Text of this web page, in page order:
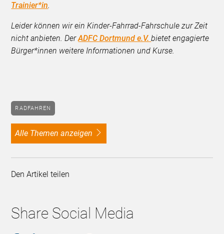
Trainier*in.
Leider können wir ein Kinder-Fahrrad-Fahrschule zur Zeit
nicht anbieten. DerADFC Dortmund e.V.bietet engagierte
Bürger*innen weitere Informationen und Kurse.
RADFAHREN
alle Themen anzeigen
Den Artikel teilen
Share Social Media